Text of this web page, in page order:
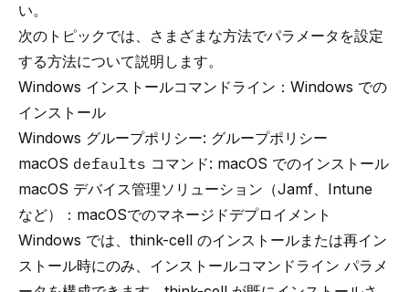
い。
次のトピックでは、さまざまな方法でパラメータを設定
する方法について説明します。
Windows インストールコマンドライン： Windows での
インストール
Windows グループポリシー: グループポリシー
macOS defaults コマンド: macOS でのインストール
macOS デバイス管理ソリューション（Jamf、Intune
など）： macOSでのマネージドデプロイメント
Windows では、 think-cell のインストールまたは再イン
ストール時にのみ、インストールコマンドライン パラメ